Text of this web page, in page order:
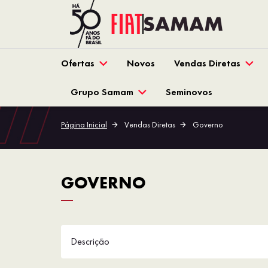
Ofertas Novos Vendas Diretas
Grupo Samam Seminovos
Página Inicial Vendas Diretas Governo
GOVERNO
Descrição